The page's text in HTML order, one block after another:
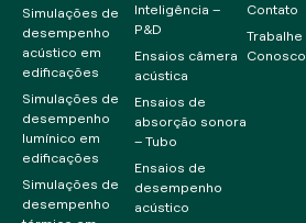
Contato
Trabalhe
Conosco
Simulações de
desempenho
acústico em
edificações
Simulações de
desempenho
lumínico em
edificações
Simulações de
desempenho
Inteligência –
P&D
Ensaios câmera
acústica
Ensaios de
absorção sonora
– Tubo
Ensaios de
desempenho
acústico